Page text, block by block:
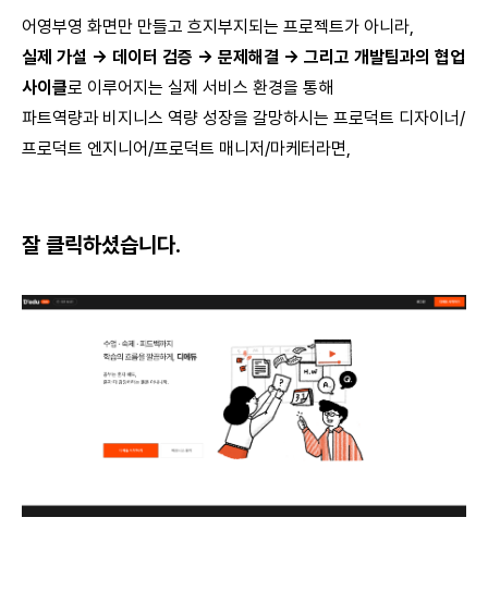
어영부영 화면만 만들고 흐지부지되는 프로젝트가 아니라,
실제 가설 -> 데이터 검증 -> 문제해결 -> 그리고 개발팀과의 협업
사이클로 이루어지는 실제 서비스 환경을 통해
파트역량과 비지니스 역량 성장을 갈망하시는 프로덕트 디자이너/
프로덕트 엔지니어/프로덕트 매니저/마케터라면,
잘 클릭하셨습니다.